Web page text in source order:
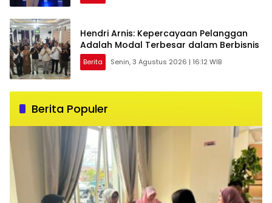
Hendri Arnis: Kepercayaan Pelanggan
Adalah Modal Terbesar dalam Berbisnis
Berita Senin, 3 Agustus 2026 | 16:12 WIB
Berita Populer